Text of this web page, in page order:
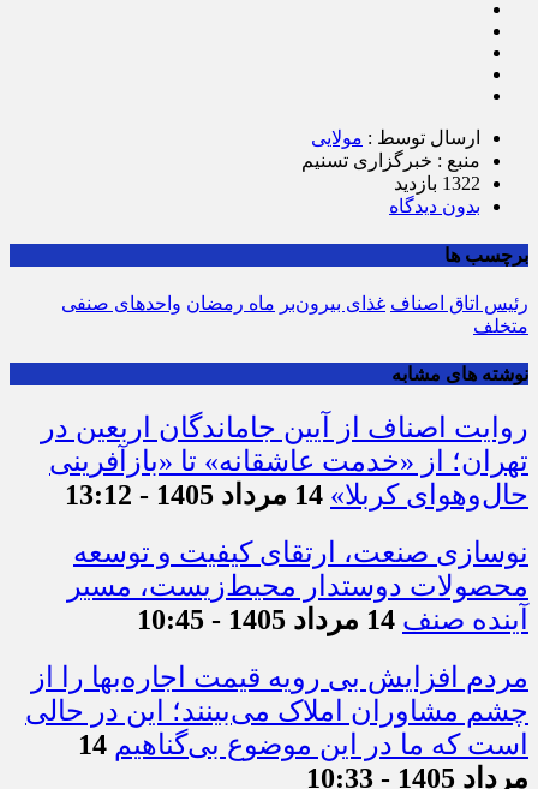
ارسال توسط : مولایی
منبع : خبرگزاری تسنیم
1322 بازدید
بدون دیدگاه
برچسب ها
رئیس اتاق اصناف غذای بیرون‌بر ماه رمضان واحدهای صنفی
متخلف
نوشته های مشابه
روایت اصناف از آیین جاماندگان اربعین در
تهران؛ از «خدمت عاشقانه» تا «بازآفرینی
حال‌وهوای کربلا» 14 مرداد 1405 - 13:12
نوسازی صنعت، ارتقای کیفیت و توسعه
محصولات دوستدار محیط‌زیست، مسیر
آینده صنف 14 مرداد 1405 - 10:45
مردم افزایش بی رویه قیمت اجاره‌بها را از
چشم مشاوران املاک می‌بینند؛ این در حالی
است که ما در این موضوع بی‌گناهیم 14
مرداد 1405 - 10:33